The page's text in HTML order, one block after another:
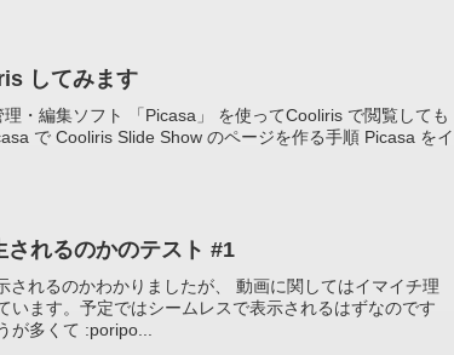
してみます
・編集ソフト 「Picasa」 を使ってCooliris で閲覧しても
で Cooliris Slide Show のページを作る手順 Picasa をイ
れるのかのテスト #1
されるのかわかりましたが、 動画に関してはイマイチ理
います。予定ではシームレスで表示されるはずなのです
が多くて :poripo...